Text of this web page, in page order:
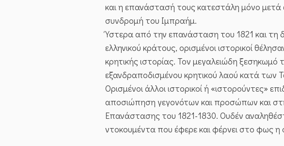
και η επανάστασή τους κατεστάλη μόνο
συνδρομή του Ιμπραήμ.
Ύστερα από την επανάσταση του 1821 και τη
ελληνικού κράτους, ορισμένοι ιστορικοί
κρητικής ιστορίας. Τον μεγαλειώδη
εξανδραποδισμένου κρητικού λαού κατά των
Ορισμένοι άλλοι ιστορικοί ή «ιστορούντες»
αποσιώπηση γεγονότων και προσώπων και
Επανάστασης του 1821-1830. Ουδέν
ντοκουμέντα που έφερε και φέρνει στο φως η